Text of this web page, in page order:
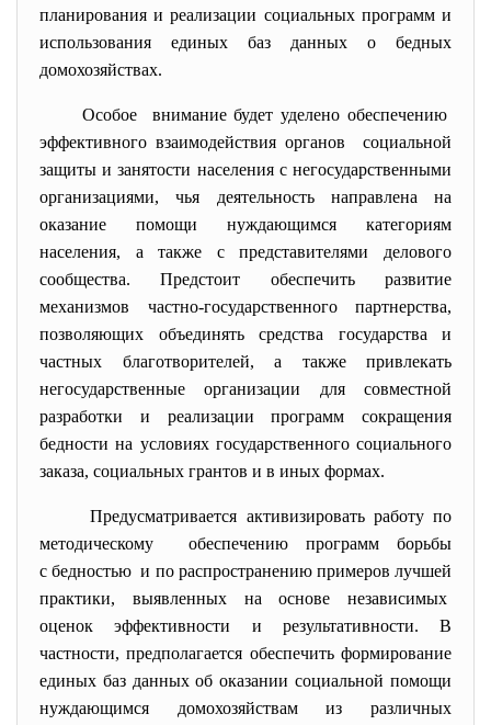
планирования и реализации социальных программ и
использования единых баз данных о бедных
домохозяйствах.
Особое внимание будет уделено обеспечению
эффективного взаимодействия органов социальной
защиты и занятости населения с негосударственными
организациями, чья деятельность направлена на
оказание помощи нуждающимся категориям
населения, а также с представителями делового
сообщества. Предстоит обеспечить развитие
механизмов частно-государственного партнерства,
позволяющих объединять средства государства и
частных благотворителей, а также привлекать
негосударственные организации для совместной
разработки и реализации программ сокращения
бедности на условиях государственного социального
заказа, социальных грантов и в иных формах.
Предусматривается активизировать работу по
методическому обеспечению программ борьбы
с бедностью и по распространению примеров лучшей
практики, выявленных на основе независимых
оценок эффективности и результативности. В
частности, предполагается обеспечить формирование
единых баз данных об оказании социальной помощи
нуждающимся домохозяйствам из различных